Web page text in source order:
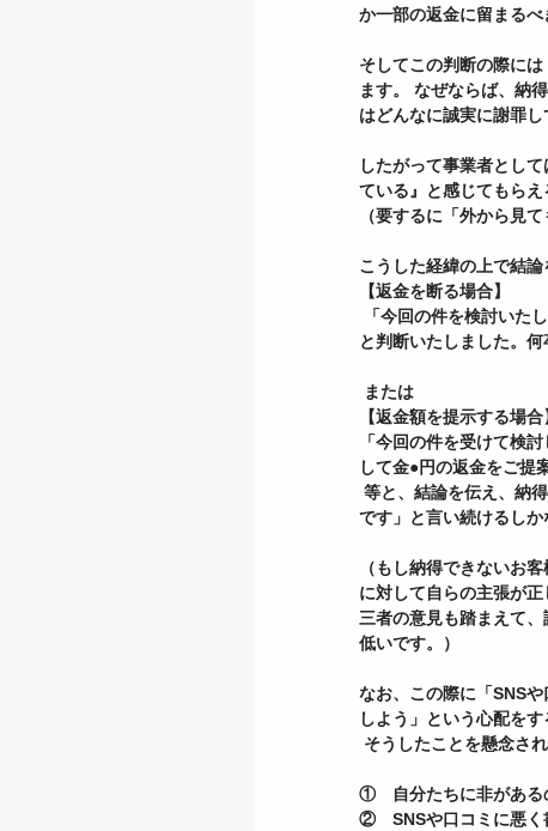
か一部の返金に留まるべ
そしてこの判断の際に
ます。 なぜならば、納
はどんなに誠実に謝罪
したがって事業者とし
ている』と感じてもら
（要するに「外から見
こうした経緯の上で結
【返金を断る場合】
と判断いたしました。何
または
【返金額を提示する場合
「今回の件を受けて検
して金●円の返金をご提
です」と言い続けるし
（もし納得できないお
に対して自らの主張が
三者の意見も踏まえて
低いです。）
なお、この際に「SNS
しよう」という心配をす
そうしたことを懸念さ
①　自分たちに非がある
②　SNSや口コミに悪く